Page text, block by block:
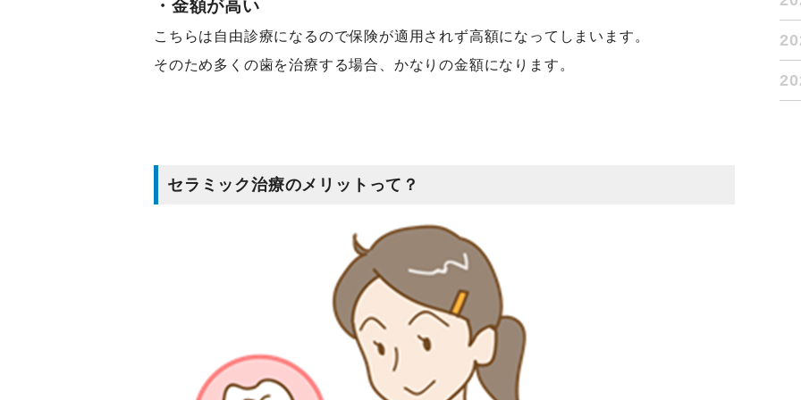
・金額が高い
こちらは自由診療になるので保険が適用されず高額になってしまいます。
そのため多くの歯を治療する場合、かなりの金額になります。
セラミック治療のメリットって？